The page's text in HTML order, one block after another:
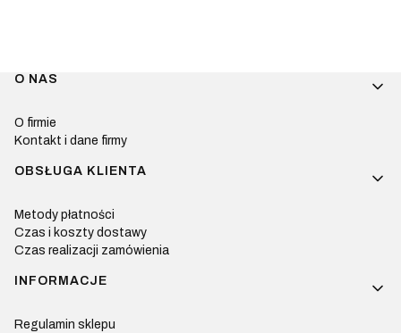
Linki w stopce
O NAS
O firmie
Kontakt i dane firmy
OBSŁUGA KLIENTA
Metody płatności
Czas i koszty dostawy
Czas realizacji zamówienia
INFORMACJE
Regulamin sklepu